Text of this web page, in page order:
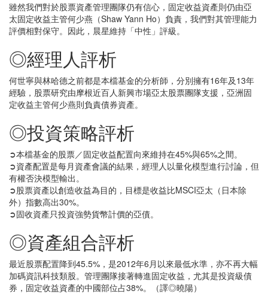
雖然我們對於股票資產管理團隊仍有信心，固定收益資產則仍由亞
太固定收益主管何少燕（Shaw Yann Ho）負責，我們對其管理能力
評價相對保守。因此，晨星維持「中性」評級。
◎經理人評析
何世寧與林哈德之前都是本檔基金的分析師，分別擁有16年及13年
經驗，股票研究由摩根近百人新興市場亞太股票團隊支援，亞洲固
定收益主管何少燕則負責債券資產。
◎投資策略評析
➲本檔基金的股票／固定收益配置向來維持在45%與65%之間。
➲資產配置是每月資產會議的結果，經理人以量化模型進行討論，但
有權否決模型輸出。
➲股票資產以創造收益為目的，目標是收益比MSCI亞太（日本除
外）指數高出30%。
➲固收資產只投資強勢貨幣計價的亞債。
◎資產組合評析
最近股票配置降到45.5%，是2012年6月以來最低水準，亦不再大幅
加碼資訊科技類股。管理團隊接著轉進固定收益，尤其是投資級債
券，固定收益資產的中國部位占38%。（譯◎曉陽）